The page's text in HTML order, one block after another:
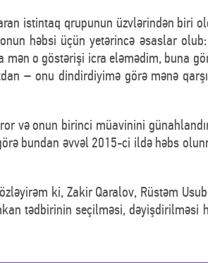
istintaq qrupunun üzvlərindən biri
həbsi üçün yetərincə əsaslar olub:
mən o göstərişi icra eləmədim, buna
– onu dindirdiyimə görə mənə
və onun birinci müavinini
bundan əvvəl 2015-ci ildə həbs
ki, Zakir Qaralov, Rüstəm
tədbirinin seçilməsi, dəyişdirilməsi